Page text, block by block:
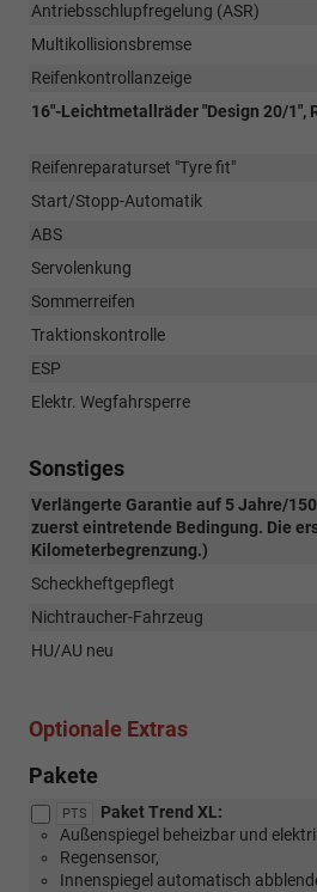
Antriebsschlupfregelung (ASR)
Multikollisionsbremse
Reifenkontrollanzeige
16"-Leichtmetallräder "Design 20/1",
Reifenreparaturset "Tyre fit"
Start/Stopp-Automatik
ABS
Servolenkung
Sommerreifen
Traktionskontrolle
ESP
Elektr. Wegfahrsperre
Sonstiges
Verlängerte Garantie auf 5 Jahre/
zuerst eintretende Bedingung. Die
Kilometerbegrenzung.)
Scheckheftgepflegt
Nichtraucher-Fahrzeug
HU/AU neu
Optionale Extras
Pakete
PTS
Paket Trend XL:
Außenspiegel beheizbar und
Regensensor,
Innenspiegel automatisch